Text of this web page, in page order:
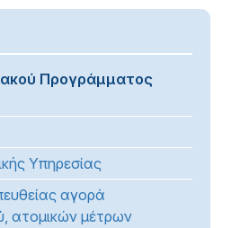
Προγράμματος
Υπηρεσίας
αγορά
ατομικών μέτρων